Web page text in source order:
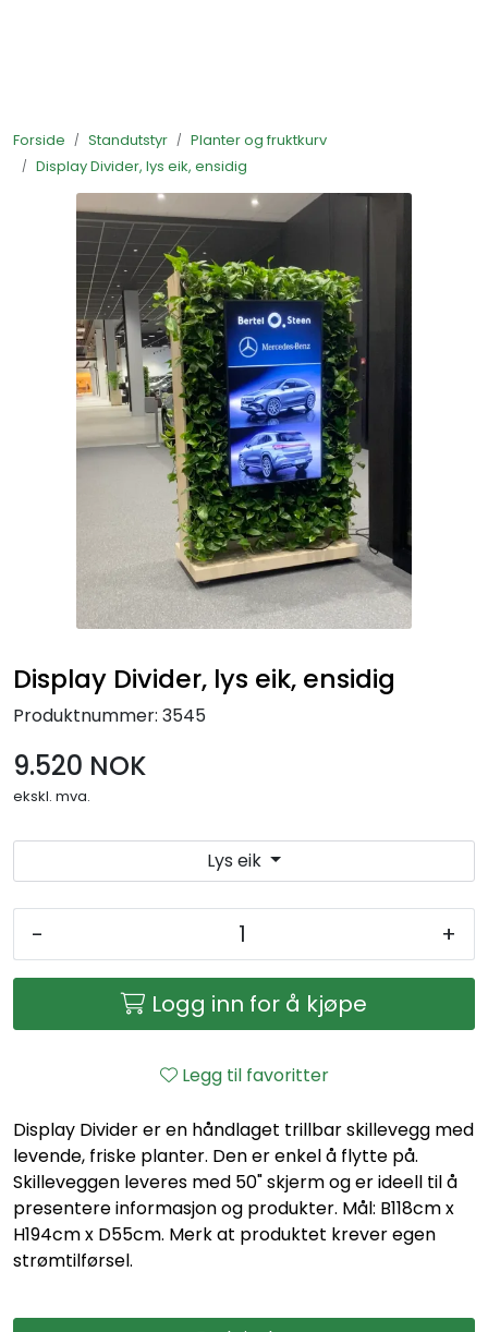
Forside Standutstyr
Planter og fruktkurv
Display Divider, lys eik, ensidig
Display Divider, lys eik, ensidig
Produktnummer: 3545
9.520 NOK
ekskl. mva.
Lys eik
- +
Logg inn for å kjøpe
Legg til favoritter
Display Divider er en håndlaget trillbar skillevegg med
levende, friske planter. Den er enkel å flytte på.
Skilleveggen leveres med 50" skjerm og er ideell til å
presentere informasjon og produkter. Mål: B118cm x
H194cm x D55cm. Merk at produktet krever egen
strømtilførsel.
Standutstyr
Bestill mat til standen
Foto og video